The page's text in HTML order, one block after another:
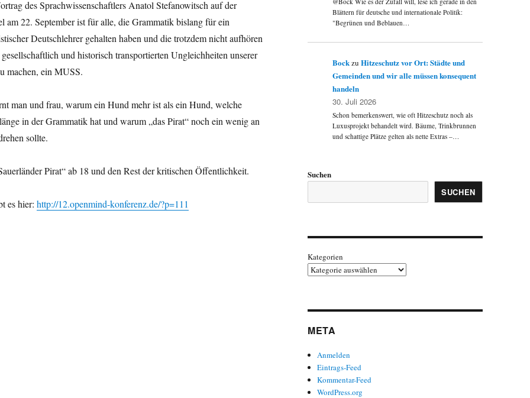
des Sprachwissenschaftlers Anatol Stefanowitsch auf der
am 22. September ist für alle, die Grammatik bislang für ein
Deutschlehrer gehalten haben und die trotzdem nicht aufhören
und historisch transportierten Ungleichheiten unserer
machen, ein MUSS.
man und frau, warum ein Hund mehr ist als ein Hund, welche
in der Grammatik hat und warum „das Pirat“ noch ein wenig an
sollte.
Pirat“ ab 18 und den Rest der kritischen Öffentlichkeit.
es hier: http://12.openmind-konferenz.de/?p=111
Blättern für deutsche und internationale Politik:
"Begrünen und Beblauen…
BockzuHitzeschutz vor Ort: Städte und
Gemeinden und wir alle müssen konsequent
handeln
30. Juli 2026
Schon bemerkenswert, wie oft Hitzeschutz noch als
Luxusprojekt behandelt wird. Bäume, Trinkbrunnen
und schattige Plätze gelten als nette Extras –…
Suchen
SUCHEN
Kategorien
META
Anmelden
Eintrags-Feed
Kommentar-Feed
WordPress.org